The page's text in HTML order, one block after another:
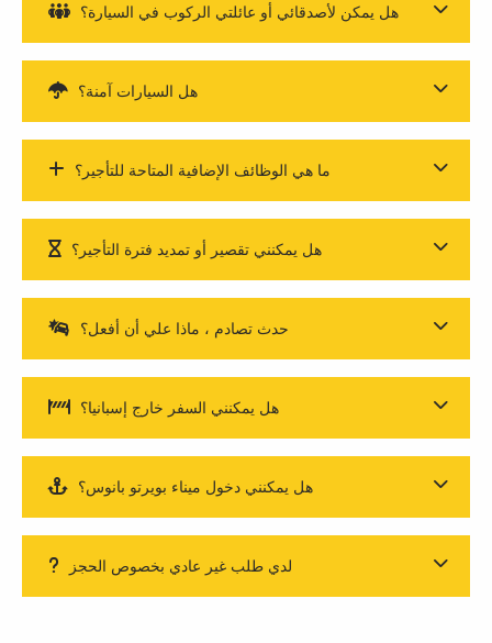
هل يمكن لأصدقائي أو عائلتي الركوب في السيارة؟
هل السيارات آمنة؟
ما هي الوظائف الإضافية المتاحة للتأجير؟
هل يمكنني تقصير أو تمديد فترة التأجير؟
حدث تصادم ، ماذا علي أن أفعل؟
هل يمكنني السفر خارج إسبانيا؟
هل يمكنني دخول ميناء بويرتو بانوس؟
لدي طلب غير عادي بخصوص الحجز